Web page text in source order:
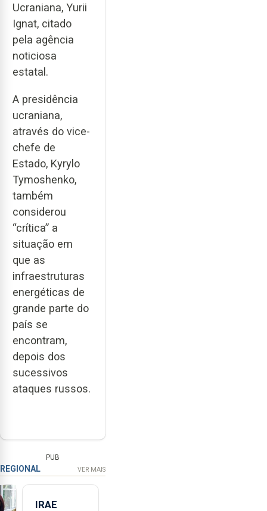
Ucraniana, Yurii
Ignat, citado
pela agência
noticiosa
estatal.
A presidência
ucraniana,
através do vice-
chefe de
Estado, Kyrylo
Tymoshenko,
também
considerou
“crítica” a
situação em
que as
infraestruturas
energéticas de
grande parte do
país se
encontram,
depois dos
sucessivos
ataques russos.
PUB
REGIONAL VER MAIS
IRAE